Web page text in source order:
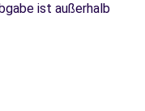
ist außerhalb